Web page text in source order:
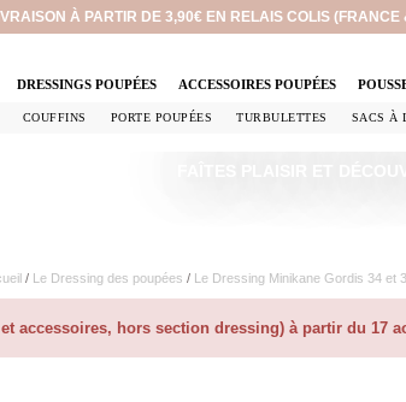
À PARTIR DE 3,90€ EN RELAIS COLIS
DRESSINGS POUPÉES ACCESSOIRES POUPÉES
COUFFINS PORTE POUPÉES TURBULETTES SACS À
/ Le Dressing des poupées / Le Dressing Minikane Gordis 34 et
et accessoires, hors section dressing) à partir du 17